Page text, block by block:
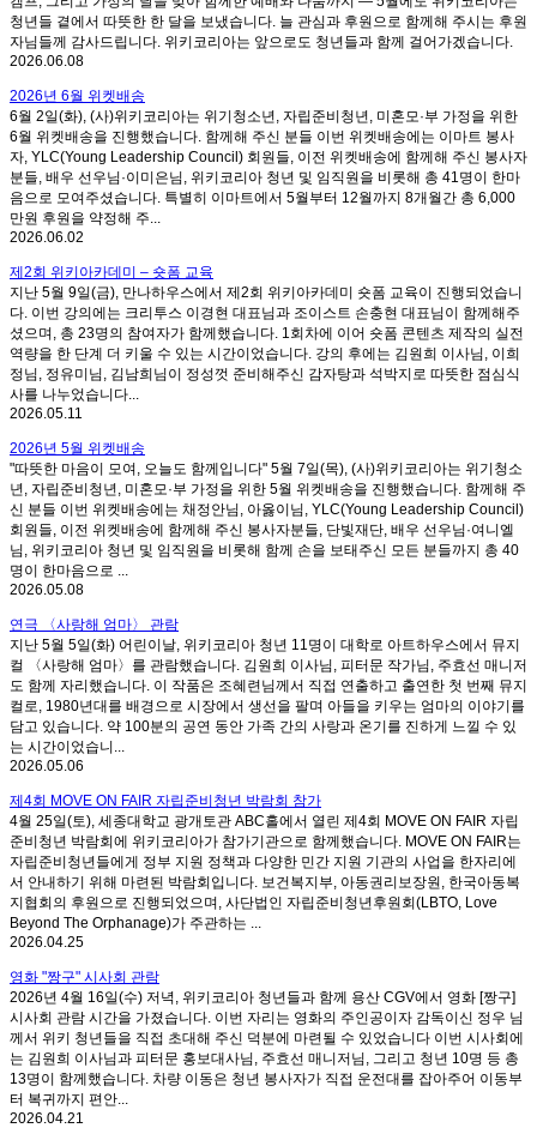
청년들 곁에서 따뜻한 한 달을 보냈습니다. 늘 관심과 후원으로 함께해 주시는 후원
자님들께 감사드립니다. 위키코리아는 앞으로도 청년들과 함께 걸어가겠습니다.
2026.06.08
2026년 6월 위켓배송
6월 2일(화), (사)위키코리아는 위기청소년, 자립준비청년, 미혼모·부 가정을 위한
6월 위켓배송을 진행했습니다. 함께해 주신 분들 이번 위켓배송에는 이마트 봉사
자, YLC(Young Leadership Council) 회원들, 이전 위켓배송에 함께해 주신 봉사자
분들, 배우 선우님·이미은님, 위키코리아 청년 및 임직원을 비롯해 총 41명이 한마
음으로 모여주셨습니다. 특별히 이마트에서 5월부터 12월까지 8개월간 총 6,000
만원 후원을 약정해 주...
2026.06.02
제2회 위키아카데미 – 숏폼 교육
지난 5월 9일(금), 만나하우스에서 제2회 위키아카데미 숏폼 교육이 진행되었습니
다. 이번 강의에는 크리투스 이경현 대표님과 조이스트 손충현 대표님이 함께해주
셨으며, 총 23명의 참여자가 함께했습니다. 1회차에 이어 숏폼 콘텐츠 제작의 실전
역량을 한 단계 더 키울 수 있는 시간이었습니다. 강의 후에는 김원희 이사님, 이희
정님, 정유미님, 김남희님이 정성껏 준비해주신 감자탕과 석박지로 따뜻한 점심식
사를 나누었습니다...
2026.05.11
2026년 5월 위켓배송
"따뜻한 마음이 모여, 오늘도 함께입니다" 5월 7일(목), (사)위키코리아는 위기청소
년, 자립준비청년, 미혼모·부 가정을 위한 5월 위켓배송을 진행했습니다. 함께해 주
신 분들 이번 위켓배송에는 채정안님, 아옳이님, YLC(Young Leadership Council)
회원들, 이전 위켓배송에 함께해 주신 봉사자분들, 단빛재단, 배우 선우님·여니엘
님, 위키코리아 청년 및 임직원을 비롯해 함께 손을 보태주신 모든 분들까지 총 40
명이 한마음으로 ...
2026.05.08
연극 〈사랑해 엄마〉 관람
지난 5월 5일(화) 어린이날, 위키코리아 청년 11명이 대학로 아트하우스에서 뮤지
컬 〈사랑해 엄마〉를 관람했습니다. 김원희 이사님, 피터문 작가님, 주효선 매니저
도 함께 자리했습니다. 이 작품은 조혜련님께서 직접 연출하고 출연한 첫 번째 뮤지
컬로, 1980년대를 배경으로 시장에서 생선을 팔며 아들을 키우는 엄마의 이야기를
담고 있습니다. 약 100분의 공연 동안 가족 간의 사랑과 온기를 진하게 느낄 수 있
는 시간이었습니...
2026.05.06
제4회 MOVE ON FAIR 자립준비청년 박람회 참가
4월 25일(토), 세종대학교 광개토관 ABC홀에서 열린 제4회 MOVE ON FAIR 자립
준비청년 박람회에 위키코리아가 참가기관으로 함께했습니다. MOVE ON FAIR는
자립준비청년들에게 정부 지원 정책과 다양한 민간 지원 기관의 사업을 한자리에
서 안내하기 위해 마련된 박람회입니다. 보건복지부, 아동권리보장원, 한국아동복
지협회의 후원으로 진행되었으며, 사단법인 자립준비청년후원회(LBTO, Love
Beyond The Orphanage)가 주관하는 ...
2026.04.25
영화 "짱구" 시사회 관람
2026년 4월 16일(수) 저녁, 위키코리아 청년들과 함께 용산 CGV에서 영화 [짱구]
시사회 관람 시간을 가졌습니다. 이번 자리는 영화의 주인공이자 감독이신 정우 님
께서 위키 청년들을 직접 초대해 주신 덕분에 마련될 수 있었습니다 이번 시사회에
는 김원희 이사님과 피터문 홍보대사님, 주효선 매니저님, 그리고 청년 10명 등 총
13명이 함께했습니다. 차량 이동은 청년 봉사자가 직접 운전대를 잡아주어 이동부
터 복귀까지 편안...
2026.04.21